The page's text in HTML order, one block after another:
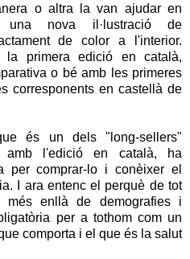
o altra la van ajudar en
una nova il·lustració de
de color a l'interior.
la primera edició en català,
o bé amb les primeres
corresponents en castellà de
és un dels "long-sellers"
amb l'edició en català, ha
per comprar-lo i conèixer el
I ara entenc el perquè de tot
més enllà de demografies i
per a tothom com un
comporta i el que és la salut